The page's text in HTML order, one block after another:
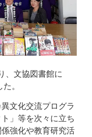
、文協図書館に
。
文化交流プログラ
」等を次々に立ち
強化や教育研究活